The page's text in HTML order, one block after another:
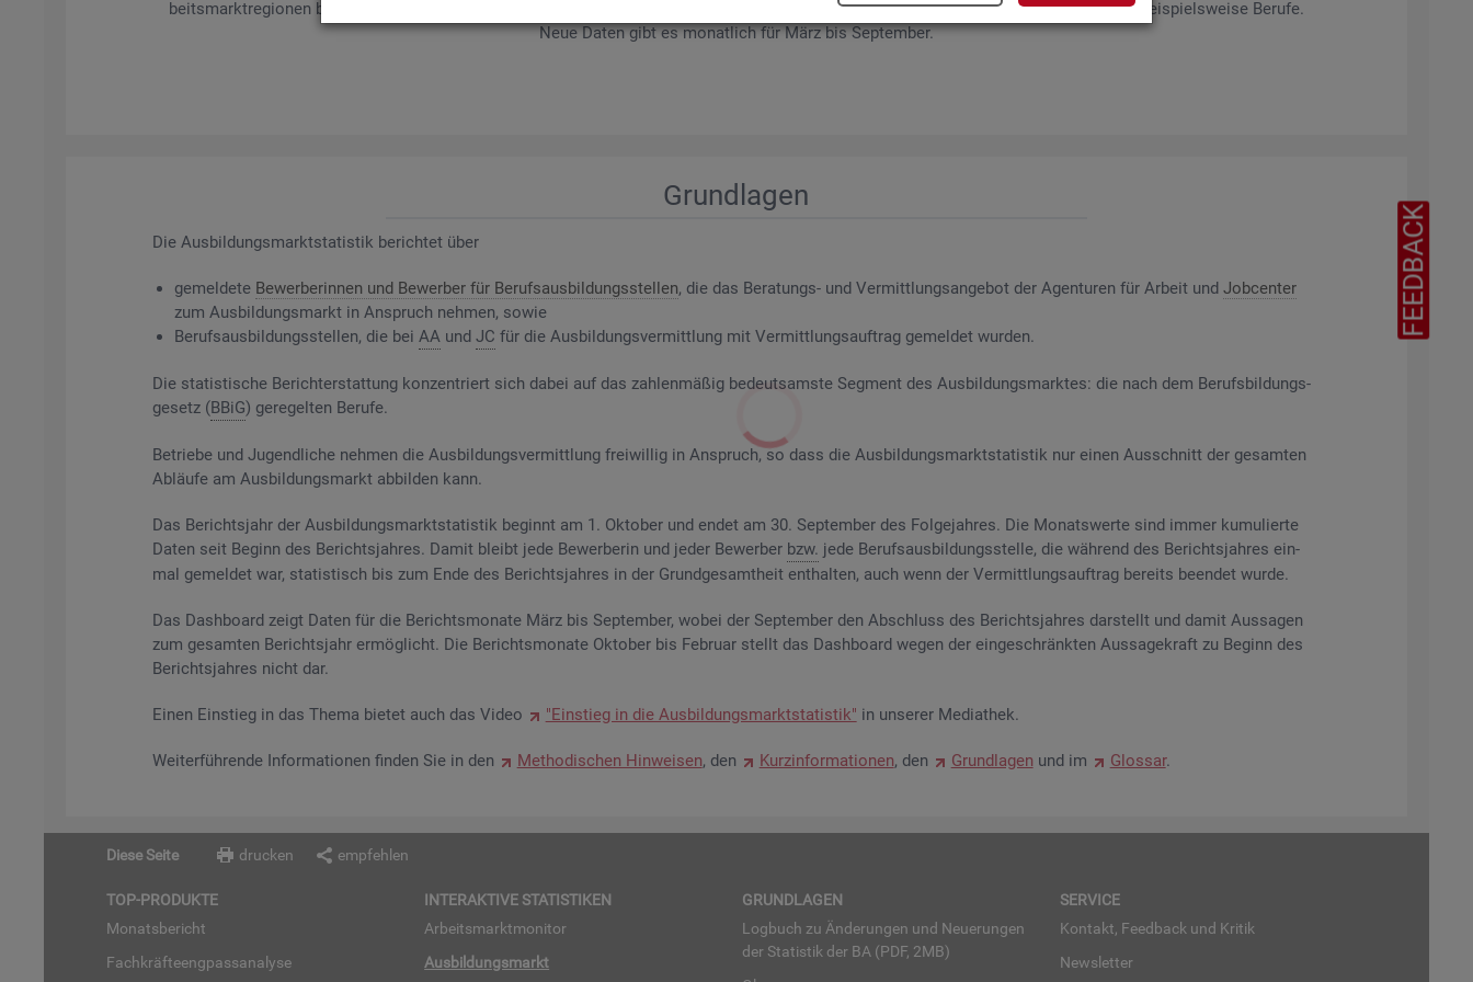
beits­markt­re­gio­nen bil­det es ge­mel­de­te Be­wer­be­rin­nen und Be­wer­ber sowie Be­rufs­aus­bil­dungs­stel­len nach ge­frag­ten Merk­ma­len ab, bei­spiels­wei­se Be­ru­fe.
Neue Daten gibt es mo­nat­lich für März bis Sep­tem­ber.
Grund­la­gen
Die Aus­bil­dungs­markt­sta­tis­tik be­rich­tet über
ge­mel­de­te Be­wer­be­rin­nen und Be­wer­ber für Be­rufs­aus­bil­dungs­stel­len, die das Be­ra­tungs- und Ver­mitt­lungs­an­ge­bot der Agen­tu­ren für Ar­beit und Job­cen­ter
zum Aus­bil­dungs­markt in An­spruch neh­men, sowie
Be­rufs­aus­bil­dungs­stel­len, die bei AAund JC für die Aus­bil­dungs­ver­mitt­lung mit Ver­mitt­lungs­auf­trag ge­mel­det wur­den.
Die sta­tis­ti­sche Be­richt­erstat­tung kon­zen­triert sich dabei auf das zah­len­mä­ßig be­deut­sams­te Seg­ment des Aus­bil­dungs­mark­tes: die nach dem Be­rufs­bil­dungs­
ge­setz (BBiG) ge­re­gel­ten Be­ru­fe.
Be­trie­be und Ju­gend­li­che neh­men die Aus­bil­dungs­ver­mitt­lung frei­wil­lig in An­spruch, so dass die Aus­bil­dungs­markt­sta­tis­tik nur einen Aus­schnitt der ge­sam­ten
Ab­läu­fe am Aus­bil­dungs­markt ab­bil­den kann.
Das Be­richts­jahr der Aus­bil­dungs­markt­sta­tis­tik be­ginnt am 1. Ok­to­ber und endet am 30. Sep­tem­ber des Fol­ge­jah­res. Die Mo­nats­wer­te sind immer ku­mu­lier­te
Daten seit Be­ginn des Be­richts­jah­res. Damit bleibt jede Be­wer­be­rin und jeder Be­wer­ber bzw. jede Be­rufs­aus­bil­dungs­stel­le, die wäh­rend des Be­richts­jah­res ein­
mal ge­mel­det war, sta­tis­tisch bis zum Ende des Be­richts­jah­res in der Grund­ge­samt­heit ent­hal­ten, auch wenn der Ver­mitt­lungs­auf­trag be­reits be­en­det wurde.
Das Da­sh­board zeigt Daten für die Be­richts­mo­na­te März bis Sep­tem­ber, wobei der Sep­tem­ber den Ab­schluss des Be­richts­jah­res dar­stellt und damit Aus­sa­gen
zum ge­sam­ten Be­richts­jahr er­mög­licht. Die Be­richts­mo­na­te Ok­to­ber bis Fe­bru­ar stellt das Da­sh­board wegen der ein­ge­schränk­ten Aus­sa­ge­kraft zu Be­ginn des
Be­richts­jah­res nicht dar.
Einen Ein­stieg in das Thema bie­tet auch das Video "Ein­stieg in die Aus­bil­dungs­markt­sta­tis­tik" in un­se­rer Me­dia­thek.
Wei­ter­füh­ren­de In­for­ma­tio­nen fin­den Sie in den Me­tho­di­schen Hin­wei­sen, den Kurz­in­for­ma­tio­nen, den Grund­la­gen und im Glos­sar.
FEEDBACK
Diese Seite drucken empfehlen
TOP-PRO­DUK­TE
Mo­nats­be­richt
Fach­kräf­te­eng­pass­ana­ly­se
IN­TER­AK­TI­VE STA­TIS­TI­KEN
Ar­beits­markt­mo­ni­tor
Aus­bil­dungs­markt
GRUND­LA­GEN
Log­buch zu Än­de­run­gen und Neue­run­gen
der Sta­tis­tik der BA (PDF, 2MB)
SER­VICE
Kon­takt, Feed­back und Kri­tik
News­let­ter